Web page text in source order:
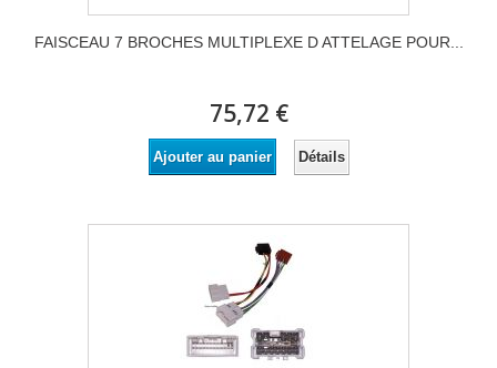
FAISCEAU 7 BROCHES MULTIPLEXE D ATTELAGE POUR...
75,72 €
Ajouter au panier Détails